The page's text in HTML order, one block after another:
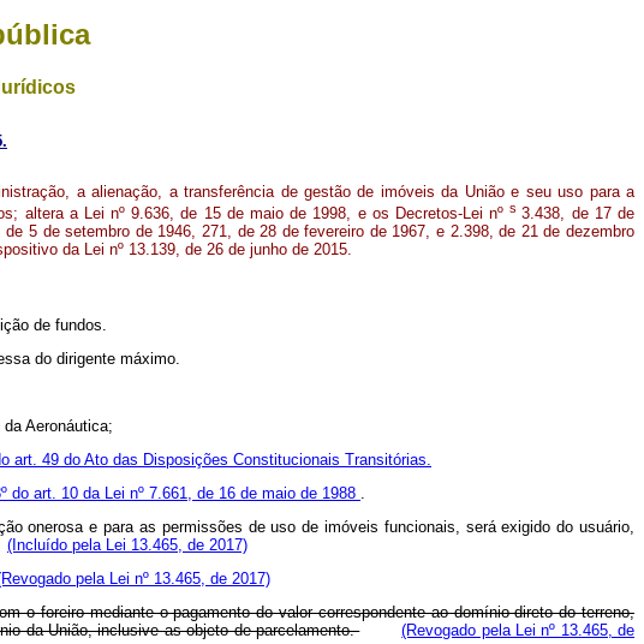
a alienação, a transferência de gestão de imóveis da União e seu uso para a
altera a Lei nº 9.636, de 15 de maio de 1998, e os Decretos-Lei nºs3.438, de 17 de
de 5 de setembro de 1946, 271, de 28 de fevereiro de 1967, e 2.398, de 21 de dezembro
da Lei nº 13.139, de 26 de junho de 2015.
de fundos.
do dirigente máximo.
Aeronáutica;
art. 49 do Ato das Disposições Constitucionais Transitórias.
do art. 10 da Lei nº 7.661, de 16 de maio de 1988 .
onerosa e para as permissões de uso de imóveis funcionais, será exigido do usuário,
(Incluído pela Lei 13.465, de 2017)
pela Lei nº 13.465, de 2017)
o foreiro mediante o pagamento do valor correspondente ao domínio direto do terreno,
da União, inclusive as objeto de parcelamento.
(Revogado pela Lei nº 13.465, de